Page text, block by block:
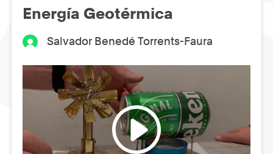
Energía Geotérmica
Salvador Benedé Torrents-Faura